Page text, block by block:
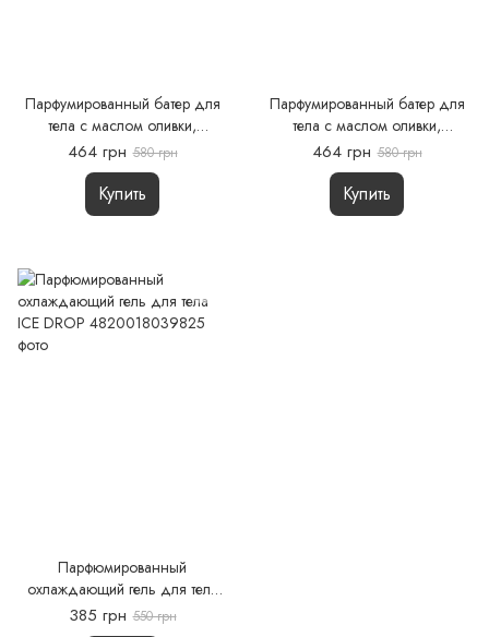
Парфумированный батер для
тела с маслом оливки,
миндаля, баттера ши и
экстрактом ромашки | SANTAL
& WHISKY
464 грн 580 грн
Купить
Парфумированный батер для
тела с маслом оливки,
миндаля, баттера ши и
экстрактом ромашки |
TOBACCO & VANILLA
464 грн 580 грн
Купить
Парфюмированный
охлаждающий гель для тела
ICE DROP
385 грн 550 грн